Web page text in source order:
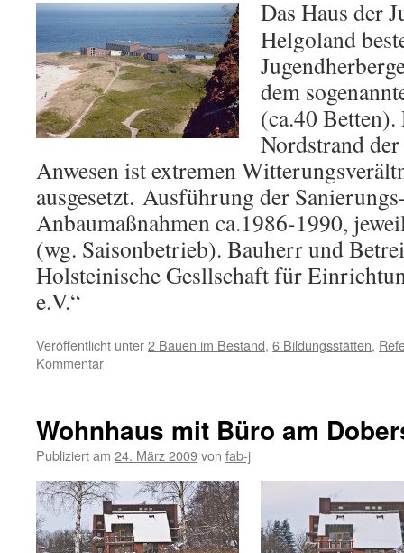
Das Haus der
Helgoland
dem
(ca.40
Nordstrand
Anwesen ist extremen
ausgesetzt. Ausführung der
Anbaumaßnahmen ca.1986-1990,
(wg. Saisonbetrieb). Bauherr und
Holsteinische Gesllschaft für
e.V.“
Veröffentlicht unter2 Bauen im Bestand, 6 Bildungsstätten,
Kommentar
Wohnhaus mit Büro am
Publiziert am 24. März 2009von fab-j